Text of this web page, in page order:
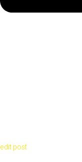
edit post